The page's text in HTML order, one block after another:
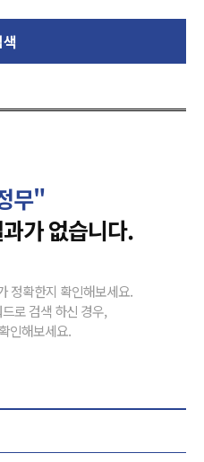
무"
가 없습니다.
정확한지 확인해보세요.
로 검색 하신 경우,
인해보세요.